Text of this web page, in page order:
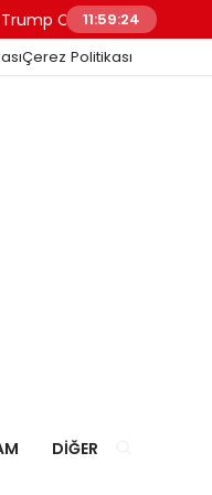
Ceuta’daki Göçmen
11:59:25
Çerez Politikası
DIĞER